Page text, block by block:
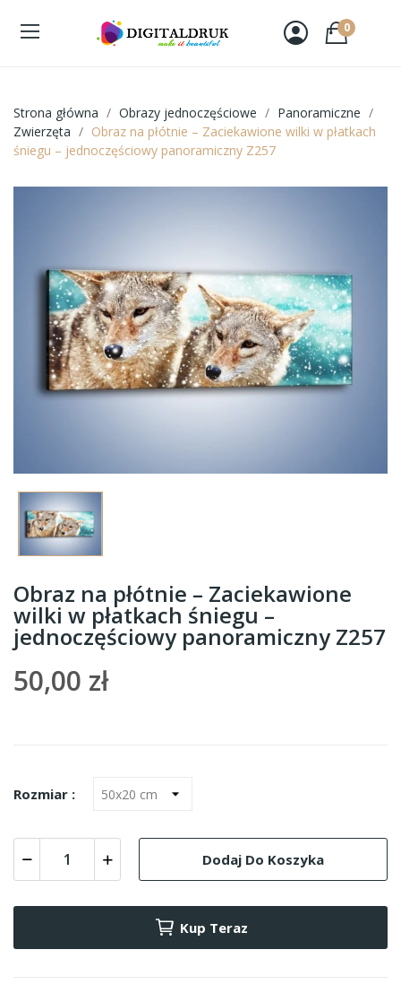
0
Strona główna Obrazy jednoczęściowe
Panoramiczne
Zwierzęta
Obraz na płótnie – Zaciekawione wilki w płatkach
śniegu – jednoczęściowy panoramiczny Z257
Obraz na płótnie – Zaciekawione
wilki w płatkach śniegu –
jednoczęściowy panoramiczny Z257
50,00 zł
Rozmiar :
Dodaj Do Koszyka
Kup Teraz